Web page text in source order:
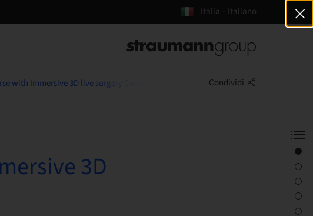
Italia – Italiano
with Immersive 3D live surgery Cours en anglais Condividi
3D